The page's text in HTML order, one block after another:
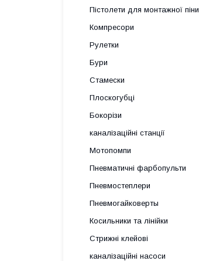
Пістолети для монтажної піни
Компресори
Рулетки
Бури
Стамески
Плоскогубці
Бокорізи
каналізаційні станції
Мотопомпи
Пневматичні фарбопульти
Пневмостеплери
Пневмогайковерты
Косильники та лінійки
Стрижні клейові
каналізаційні насоси